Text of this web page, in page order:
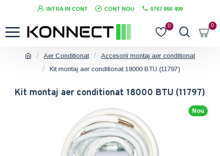
INTRA IN CONT CONT NOU 0767 890 490
0 0
Aer Conditionat
Accesorii montaj aer conditionat
Kit montaj aer conditionat 18000 BTU (11797)
Kit montaj aer conditionat 18000 BTU (11797)
Nou